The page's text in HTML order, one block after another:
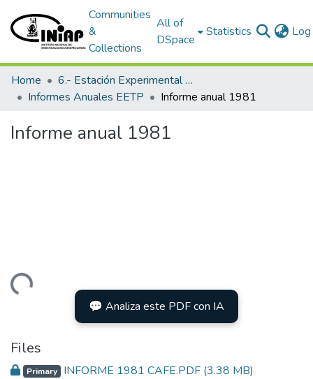
Communities
&
Collections
All of
DSpace
Statistics
Home
6.- Estación Experimental Tropical Pichilingue
Informes Anuales EETP
Informe anual 1981
Informe anual 1981
💬 Analiza este PDF con IA
Files
Primary INFORME 1981 CAFE.PDF (3.38 MB)